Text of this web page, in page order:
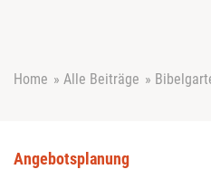
Home » Alle Beiträge »
Angebotsplanung